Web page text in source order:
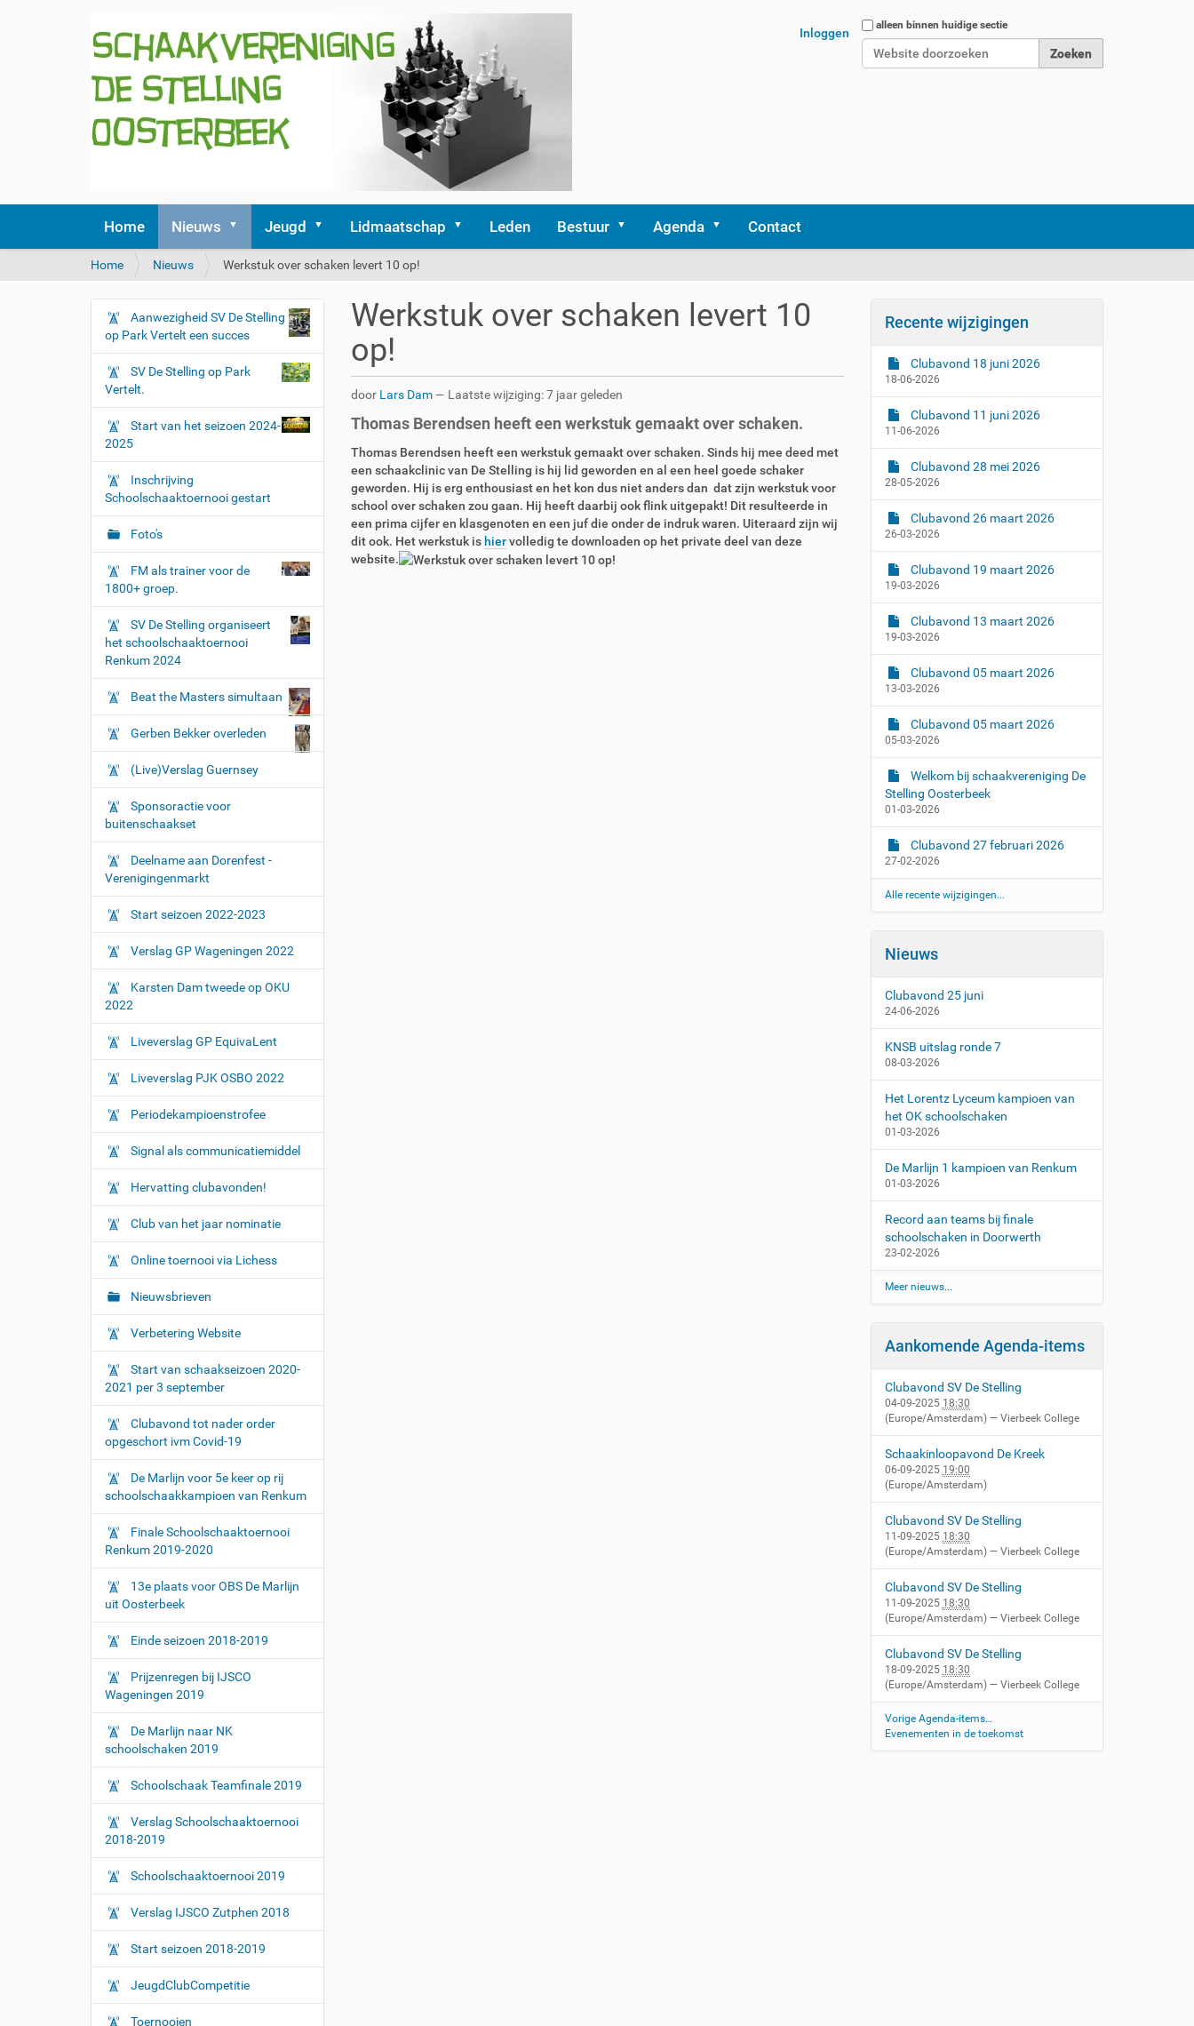
Zoekalleen binnen huidige sectie
Inloggen
Home Nieuws Jeugd Lidmaatschap Leden Bestuur Agenda Contact
U
e
h
r
Home Nieuws Werkstuk over schaken levert 10 op!
Werkstuk over schaken levert 10
op!
door Lars Dam— Laatste wijziging: 7 jaar geleden
Thomas Berendsen heeft een werkstuk gemaakt over schaken.
Thomas Berendsen heeft een werkstuk gemaakt over schaken. Sinds hij mee deed met
een schaakclinic van De Stelling is hij lid geworden en al een heel goede schaker
geworden. Hij is erg enthousiast en het kon dus niet anders dan dat zijn werkstuk voor
school over schaken zou gaan. Hij heeft daarbij ook flink uitgepakt! Dit resulteerde in
een prima cijfer en klasgenoten en een juf die onder de indruk waren. Uiteraard zijn wij
dit ook. Het werkstuk is hiervolledig te downloaden op het private deel van deze
website.
N
a
v
i
g
a
e
Aanwezigheid SV De Stelling
op Park Vertelt een succes
SV De Stelling op Park
Vertelt.
Start van het seizoen 2024-
2025
Inschrijving
Schoolschaaktoernooi gestart
Foto's
FM als trainer voor de
1800+ groep.
SV De Stelling organiseert
het schoolschaaktoernooi
Renkum 2024
Beat the Masters simultaan
Gerben Bekker overleden
(Live)Verslag Guernsey
Sponsoractie voor
buitenschaakset
Deelname aan Dorenfest -
Verenigingenmarkt
Start seizoen 2022-2023
Verslag GP Wageningen 2022
Karsten Dam tweede op OKU
2022
Liveverslag GP EquivaLent
Liveverslag PJK OSBO 2022
Periodekampioenstrofee
Signal als communicatiemiddel
Hervatting clubavonden!
Club van het jaar nominatie
Online toernooi via Lichess
Nieuwsbrieven
Verbetering Website
Start van schaakseizoen 2020-
2021 per 3 september
Clubavond tot nader order
opgeschort ivm Covid-19
De Marlijn voor 5e keer op rij
schoolschaakkampioen van Renkum
Finale Schoolschaaktoernooi
Renkum 2019-2020
13e plaats voor OBS De Marlijn
uit Oosterbeek
Einde seizoen 2018-2019
Prijzenregen bij IJSCO
Wageningen 2019
De Marlijn naar NK
schoolschaken 2019
Schoolschaak Teamfinale 2019
Verslag Schoolschaaktoernooi
2018-2019
Schoolschaaktoernooi 2019
Verslag IJSCO Zutphen 2018
Start seizoen 2018-2019
JeugdClubCompetitie
Toernooien
Recente wijzigingen
Clubavond 18 juni 2026
18-06-2026
Clubavond 11 juni 2026
11-06-2026
Clubavond 28 mei 2026
28-05-2026
Clubavond 26 maart 2026
26-03-2026
Clubavond 19 maart 2026
19-03-2026
Clubavond 13 maart 2026
19-03-2026
Clubavond 05 maart 2026
13-03-2026
Clubavond 05 maart 2026
05-03-2026
Welkom bij schaakvereniging De
Stelling Oosterbeek
01-03-2026
Clubavond 27 februari 2026
27-02-2026
Alle recente wijzigingen...
Nieuws
Clubavond 25 juni
24-06-2026
KNSB uitslag ronde 7
08-03-2026
Het Lorentz Lyceum kampioen van
het OK schoolschaken
01-03-2026
De Marlijn 1 kampioen van Renkum
01-03-2026
Record aan teams bij finale
schoolschaken in Doorwerth
23-02-2026
Meer nieuws...
Aankomende Agenda-items
Clubavond SV De Stelling
04-09-2025 18:30
(Europe/Amsterdam) — Vierbeek College
Schaakinloopavond De Kreek
06-09-2025 19:00
(Europe/Amsterdam)
Clubavond SV De Stelling
11-09-2025 18:30
(Europe/Amsterdam) — Vierbeek College
Clubavond SV De Stelling
11-09-2025 18:30
(Europe/Amsterdam) — Vierbeek College
Clubavond SV De Stelling
18-09-2025 18:30
(Europe/Amsterdam) — Vierbeek College
Vorige Agenda-items…
Evenementen in de toekomst